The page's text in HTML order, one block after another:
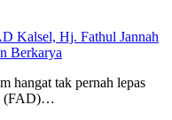
Kalsel, Hj. Fathul Jannah
Berkarya
hangat tak pernah lepas
(FAD)…